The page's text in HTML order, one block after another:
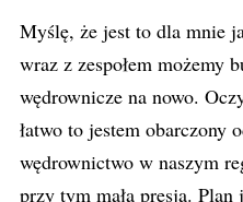
Myślę, że jest to dla mnie
wraz z zespołem możemy
wędrownicze na nowo.
łatwo to jestem obarczony
wędrownictwo w naszym
przy tym mała presja.